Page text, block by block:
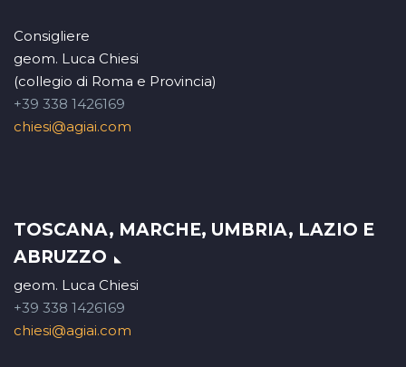
Consigliere
geom. Luca Chiesi
(collegio di Roma e Provincia)
+39 338 1426169
chiesi@agiai.com
TOSCANA, MARCHE, UMBRIA, LAZIO E
ABRUZZO
geom. Luca Chiesi
+39 338 1426169
chiesi@agiai.com